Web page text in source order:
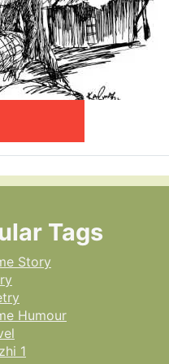
Tags
Story
Humour
1